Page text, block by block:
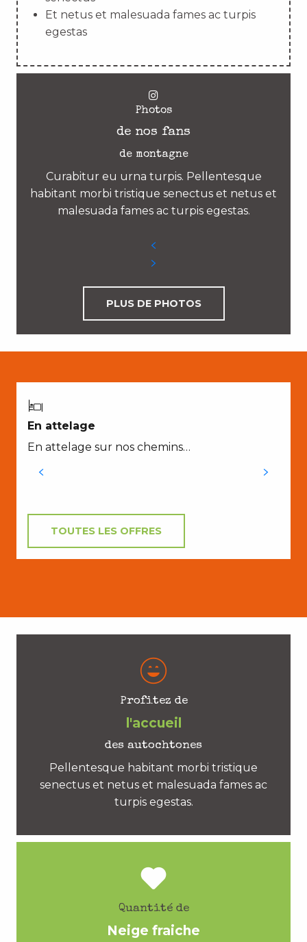
Et netus et malesuada fames ac turpis
egestas
Photos
de nos fans
de montagne
Curabitur eu urna turpis. Pellentesque
habitant morbi tristique senectus et netus et
malesuada fames ac turpis egestas.
PLUS DE PHOTOS
En attelage
En attelage sur nos chemins…
TOUTES LES OFFRES
Profitez de
l'accueil
des autochtones
Pellentesque habitant morbi tristique
senectus et netus et malesuada fames ac
turpis egestas.
Quantité de
Neige fraiche